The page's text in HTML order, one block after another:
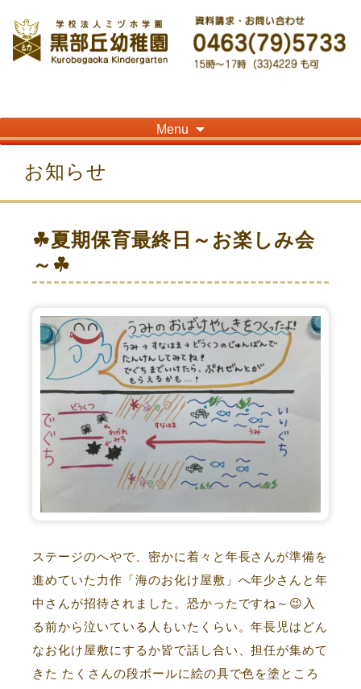
神奈川県平塚市の「学校法人ミヅホ学園黒部丘幼稚園」です！高麗山が見える閑静
な住宅街にある静かな環境で幼児教育を行っています
Menu
to
content
お知らせ
☘夏期保育最終日～お楽しみ会
～☘
ステージのへやで、密かに着々と年長さんが準備を
進めていた力作「海のお化け屋敷」へ年少さんと年
中さんが招待されました。恐かったですね～😉入
る前から泣いている人もいたくらい。年長児はどん
なお化け屋敷にするか皆で話し合い、担任が集めて
きた たくさんの段ボールに絵の具で色を塗ところ